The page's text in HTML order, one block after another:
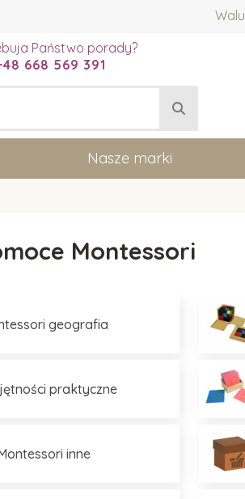
Państwo porady?
668 569 391
Nasze marki
Montessori
geografia
praktyczne
inne